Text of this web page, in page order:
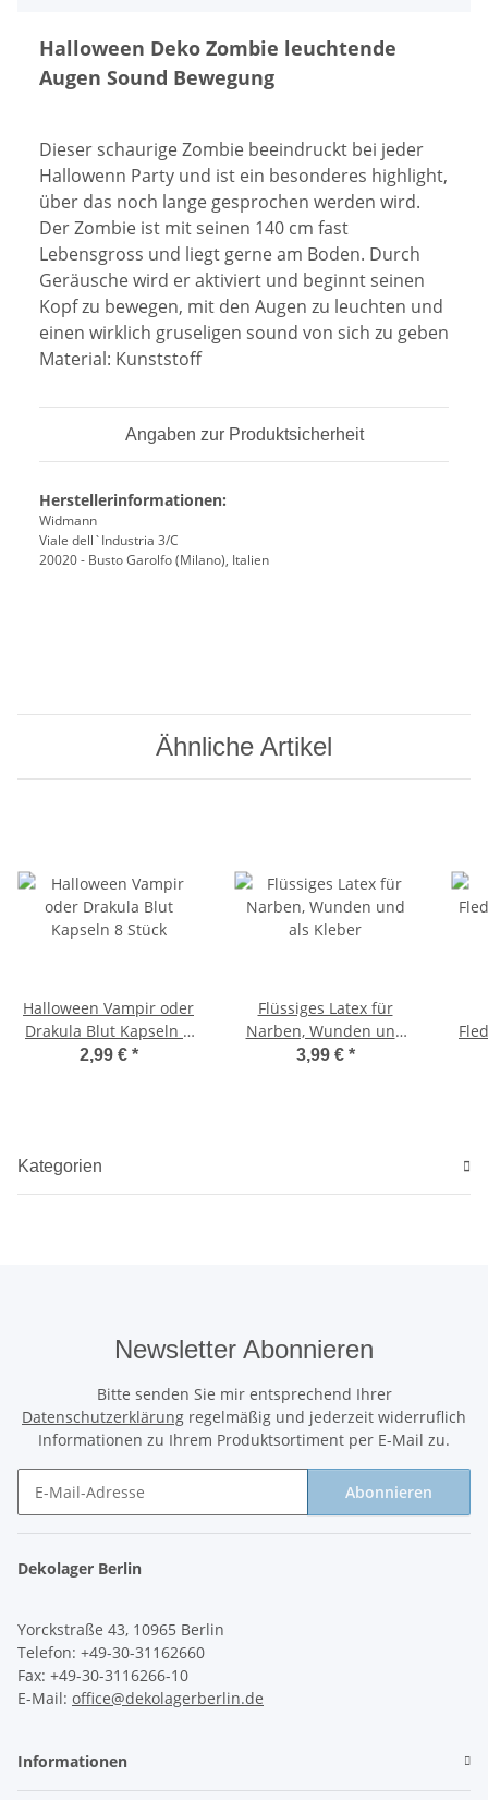
Halloween Deko Zombie leuchtende
Augen Sound Bewegung
Dieser schaurige Zombie beeindruckt bei jeder
Hallowenn Party und ist ein besonderes highlight,
über das noch lange gesprochen werden wird.
Der Zombie ist mit seinen 140 cm fast
Lebensgross und liegt gerne am Boden. Durch
Geräusche wird er aktiviert und beginnt seinen
Kopf zu bewegen, mit den Augen zu leuchten und
einen wirklich gruseligen sound von sich zu geben
Material: Kunststoff
Angaben zur Produktsicherheit
Herstellerinformationen:
Widmann
Viale dell`Industria 3/C
20020 - Busto Garolfo (Milano), Italien
Ähnliche Artikel
Halloween Vampir oder
Drakula Blut Kapseln 8
Stück
2,99 € *
Flüssiges Latex für
Narben, Wunden und
als Kleber
3,99 € *
Kategorien
Newsletter Abonnieren
Bitte senden Sie mir entsprechend Ihrer
Datenschutzerklärung regelmäßig und jederzeit widerruflich
Informationen zu Ihrem Produktsortiment per E-Mail zu.
Abonnieren
Dekolager Berlin
Yorckstraße 43, 10965 Berlin
Telefon: +49-30-31162660
Fax: +49-30-3116266-10
E-Mail: office@dekolagerberlin.de
Informationen